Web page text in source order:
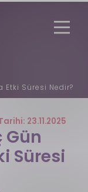
Etki Süresi Nedir?
23.11.2025
Gün
Süresi